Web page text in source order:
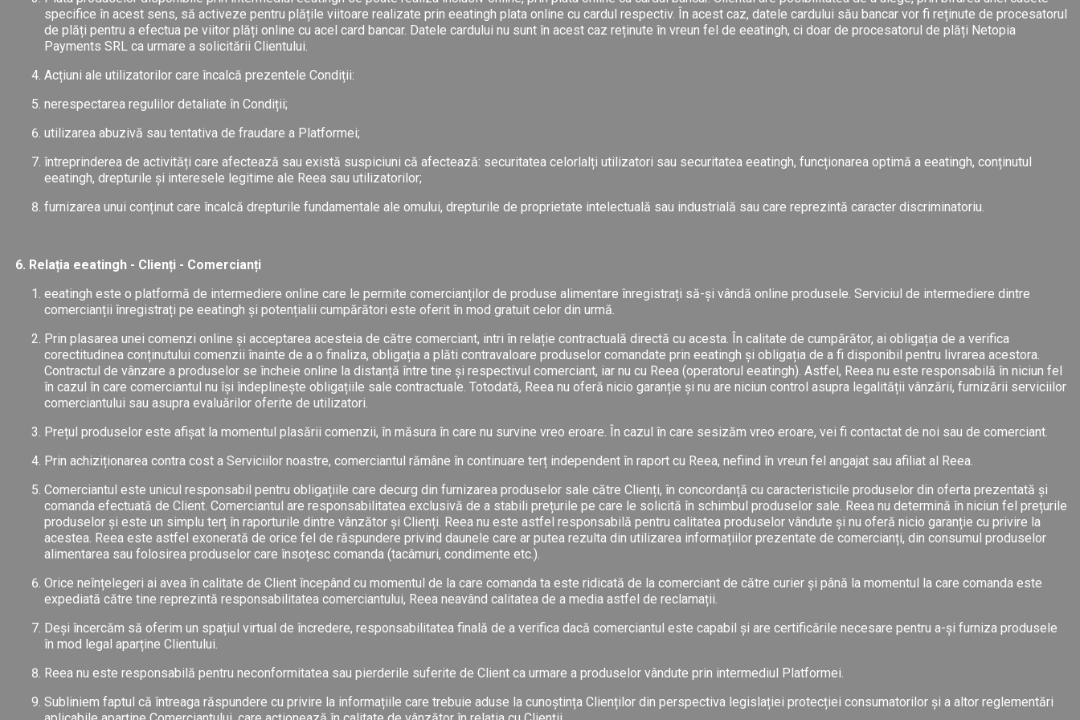
specifice în acest sens, să activeze pentru plățile viitoare realizate prin eeatingh plata online cu cardul respectiv. În acest caz, datele cardului său bancar vor fi reținute de procesatorul
de plăți pentru a efectua pe viitor plăți online cu acel card bancar. Datele cardului nu sunt în acest caz reținute în vreun fel de eeatingh, ci doar de procesatorul de plăți Netopia
Payments SRL ca urmare a solicitării Clientului.
Acțiuni ale utilizatorilor care încalcă prezentele Condiții:
nerespectarea regulilor detaliate în Condiții;
utilizarea abuzivă sau tentativa de fraudare a Platformei;
întreprinderea de activități care afectează sau există suspiciuni că afectează: securitatea celorlalți utilizatori sau securitatea eeatingh, funcționarea optimă a eeatingh, conținutul
eeatingh, drepturile și interesele legitime ale Reea sau utilizatorilor;
furnizarea unui conținut care încalcă drepturile fundamentale ale omului, drepturile de proprietate intelectuală sau industrială sau care reprezintă caracter discriminatoriu.
6. Relația eeatingh - Clienți - Comercianți
eeatingh este o platformă de intermediere online care le permite comercianților de produse alimentare înregistrați să-și vândă online produsele. Serviciul de intermediere dintre
comercianții înregistrați pe eeatingh și potențialii cumpărători este oferit în mod gratuit celor din urmă.
Prin plasarea unei comenzi online și acceptarea acesteia de către comerciant, intri în relație contractuală directă cu acesta. În calitate de cumpărător, ai obligația de a verifica
corectitudinea conținutului comenzii înainte de a o finaliza, obligația a plăti contravaloare produselor comandate prin eeatingh și obligația de a fi disponibil pentru livrarea acestora.
Contractul de vânzare a produselor se încheie online la distanță între tine și respectivul comerciant, iar nu cu Reea (operatorul eeatingh). Astfel, Reea nu este responsabilă în niciun fel
în cazul în care comerciantul nu își îndeplinește obligațiile sale contractuale. Totodată, Reea nu oferă nicio garanție și nu are niciun control asupra legalității vânzării, furnizării serviciilor
comerciantului sau asupra evaluărilor oferite de utilizatori.
Prețul produselor este afișat la momentul plasării comenzii, în măsura în care nu survine vreo eroare. În cazul în care sesizăm vreo eroare, vei fi contactat de noi sau de comerciant.
Prin achiziționarea contra cost a Serviciilor noastre, comerciantul rămâne în continuare terț independent în raport cu Reea, nefiind în vreun fel angajat sau afiliat al Reea.
Comerciantul este unicul responsabil pentru obligațiile care decurg din furnizarea produselor sale către Clienți, în concordanță cu caracteristicile produselor din oferta prezentată și
comanda efectuată de Client. Comerciantul are responsabilitatea exclusivă de a stabili prețurile pe care le solicită în schimbul produselor sale. Reea nu determină în niciun fel prețurile
produselor și este un simplu terț în raporturile dintre vânzător și Clienți. Reea nu este astfel responsabilă pentru calitatea produselor vândute și nu oferă nicio garanție cu privire la
acestea. Reea este astfel exonerată de orice fel de răspundere privind daunele care ar putea rezulta din utilizarea informațiilor prezentate de comercianți, din consumul produselor
alimentarea sau folosirea produselor care însoțesc comanda (tacâmuri, condimente etc.).
Orice neînțelegeri ai avea în calitate de Client începând cu momentul de la care comanda ta este ridicată de la comerciant de către curier și până la momentul la care comanda este
expediată către tine reprezintă responsabilitatea comerciantului, Reea neavând calitatea de a media astfel de reclamații.
Deși încercăm să oferim un spațiul virtual de încredere, responsabilitatea finală de a verifica dacă comerciantul este capabil și are certificările necesare pentru a-și furniza produsele
în mod legal aparține Clientului.
Reea nu este responsabilă pentru neconformitatea sau pierderile suferite de Client ca urmare a produselor vândute prin intermediul Platformei.
Subliniem faptul că întreaga răspundere cu privire la informațiile care trebuie aduse la cunoștința Clienților din perspectiva legislației protecției consumatorilor și a altor reglementări